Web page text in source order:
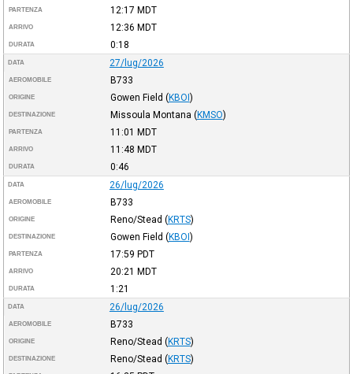
PARTENZA 12:17 MDT
ARRIVO 12:36 MDT
DURATA 0:18
DATA 27/lug/2026
AEROMOBILE B733
ORIGINE Gowen Field (KBOI )
DESTINAZIONE Missoula Montana (KMSO)
PARTENZA 11:01 MDT
ARRIVO 11:48 MDT
DURATA 0:46
DATA 26/lug/2026
AEROMOBILE B733
ORIGINE Reno/Stead (KRTS)
DESTINAZIONE Gowen Field (KBOI )
PARTENZA 17:59 PDT
ARRIVO 20:21 MDT
DURATA 1:21
DATA 26/lug/2026
AEROMOBILE B733
ORIGINE Reno/Stead (KRTS)
DESTINAZIONE Reno/Stead (KRTS)